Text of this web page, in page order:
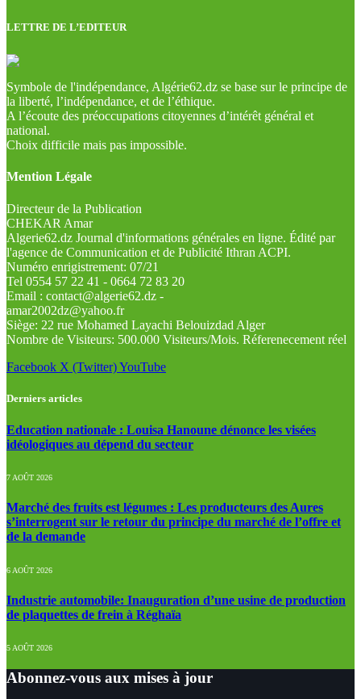
LETTRE DE L’EDITEUR
Symbole de l'indépendance, Algérie62.dz se base sur le principe de
la liberté, l’indépendance, et de l’éthique.
A l’écoute des préoccupations citoyennes d’intérêt général et
national.
Choix difficile mais pas impossible.
Mention Légale
Directeur de la Publication
CHEKAR Amar
Algerie62.dz Journal d'informations générales en ligne. Édité par
l'agence de Communication et de Publicité Ithran ACPI.
Numéro enrigistrement: 07/21
Tel 0554 57 22 41 - 0664 72 83 20
Email : contact@algerie62.dz -
amar2002dz@yahoo.fr
Siège: 22 rue Mohamed Layachi Belouizdad Alger
Nombre de Visiteurs: 500.000 Visiteurs/Mois. Réferenecement réel
Facebook X (Twitter)YouTube
Derniers articles
Education nationale : Louisa Hanoune dénonce les visées
idéologiques au dépend du secteur
7 AOÛT 2026
Marché des fruits est légumes : Les producteurs des Aures
s’interrogent sur le retour du principe du marché de l’offre et
de la demande
6 AOÛT 2026
Industrie automobile: Inauguration d’une usine de production
de plaquettes de frein à Réghaïa
5 AOÛT 2026
Abonnez-vous aux mises à jour